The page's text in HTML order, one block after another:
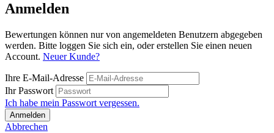
Anmelden
Bewertungen können nur von angemeldeten Benutzern abgegeben
werden. Bitte loggen Sie sich ein, oder erstellen Sie einen neuen
Account. Neuer Kunde?
Ihre E-Mail-Adresse
Ihr Passwort
Ich habe mein Passwort vergessen.
Anmelden
Abbrechen